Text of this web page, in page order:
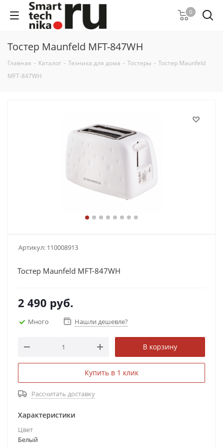
0
Тостер Maunfeld MFT-847WH
Главная - Каталог - Техника для дома - Тостеры - Тостер Maunfeld
MFT-847WH
Артикул: 110008913
Тостер Maunfeld MFT-847WH
2 490 руб.
Много Нашли дешевле?
В корзину
Купить в 1 клик
Рассчитать доставку
Характеристики
Цвет
Белый